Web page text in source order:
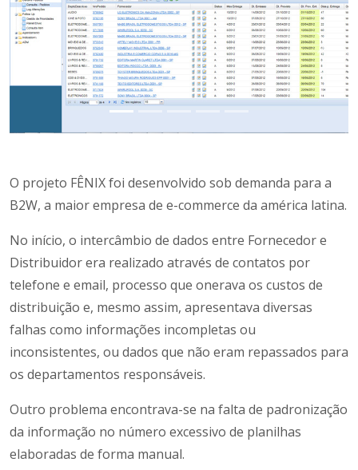
Anterior
O projeto FÊNIX foi desenvolvido sob demanda para a
B2W, a maior empresa de e-commerce da américa latina.
No início, o intercâmbio de dados entre Fornecedor e
Distribuidor era realizado através de contatos por
telefone e email, processo que onerava os custos de
distribuição e, mesmo assim, apresentava diversas
falhas como informações incompletas ou
inconsistentes, ou dados que não eram repassados para
os departamentos responsáveis.
Outro problema encontrava-se na falta de padronização
da informação no número excessivo de planilhas
elaboradas de forma manual.